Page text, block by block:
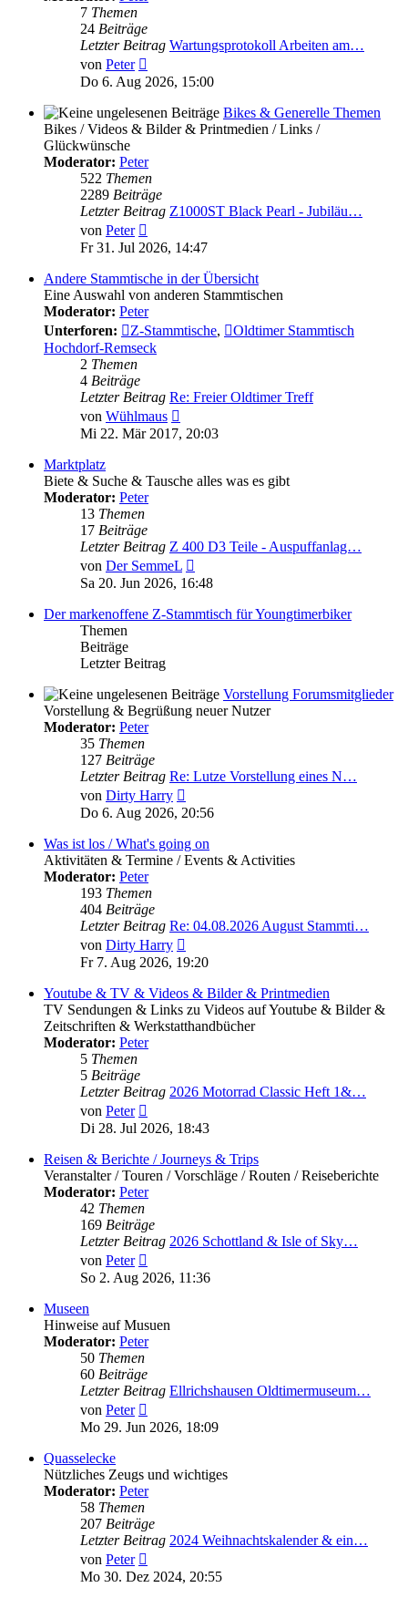
7 Themen
24 Beiträge
Letzter Beitrag Wartungsprotokoll Arbeiten am…
von Peter
Beitrag
Do 6. Aug 2026, 15:00
Bikes & Generelle Themen
Bikes / Videos & Bilder & Printmedien / Links /
Glückwünsche
Moderator: Peter
522 Themen
2289 Beiträge
Letzter Beitrag Z1000ST Black Pearl - Jubiläu…
von Peter
Beitrag
Fr 31. Jul 2026, 14:47
Andere Stammtische in der Übersicht
Eine Auswahl von anderen Stammtischen
Moderator: Peter
Unterforen:
Z-Stammtische,
Oldtimer Stammtisch
Hochdorf-Remseck
2 Themen
4 Beiträge
Letzter Beitrag Re: Freier Oldtimer Treff
von Wühlmaus
Beitrag
Mi 22. Mär 2017, 20:03
Marktplatz
Biete & Suche & Tausche alles was es gibt
Moderator: Peter
13 Themen
17 Beiträge
Letzter Beitrag Z 400 D3 Teile - Auspuffanlag…
von Der SemmeL
Beitrag
Sa 20. Jun 2026, 16:48
Der markenoffene Z-Stammtisch für Youngtimerbiker
Themen
Beiträge
Letzter Beitrag
Vorstellung Forumsmitglieder
Vorstellung & Begrüßung neuer Nutzer
Moderator: Peter
35 Themen
127 Beiträge
Letzter Beitrag Re: Lutze Vorstellung eines N…
von Dirty Harry
Beitrag
Do 6. Aug 2026, 20:56
Was ist los / What's going on
Aktivitäten & Termine / Events & Activities
Moderator: Peter
193 Themen
404 Beiträge
Letzter Beitrag Re: 04.08.2026 August Stammti…
von Dirty Harry
Beitrag
Fr 7. Aug 2026, 19:20
Youtube & TV & Videos & Bilder & Printmedien
TV Sendungen & Links zu Videos auf Youtube & Bilder &
Zeitschriften & Werkstatthandbücher
Moderator: Peter
5 Themen
5 Beiträge
Letzter Beitrag 2026 Motorrad Classic Heft 1&…
von Peter
Beitrag
Di 28. Jul 2026, 18:43
Reisen & Berichte / Journeys & Trips
Veranstalter / Touren / Vorschläge / Routen / Reiseberichte
Moderator: Peter
42 Themen
169 Beiträge
Letzter Beitrag 2026 Schottland & Isle of Sky…
von Peter
Beitrag
So 2. Aug 2026, 11:36
Museen
Hinweise auf Musuen
Moderator: Peter
50 Themen
60 Beiträge
Letzter Beitrag Ellrichshausen Oldtimermuseum…
von Peter
Beitrag
Mo 29. Jun 2026, 18:09
Quasselecke
Nützliches Zeugs und wichtiges
Moderator: Peter
58 Themen
207 Beiträge
Letzter Beitrag 2024 Weihnachtskalender & ein…
von Peter
Beitrag
Mo 30. Dez 2024, 20:55